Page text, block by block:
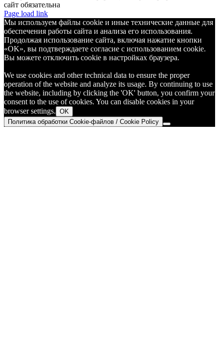
сайт обязательна
Telegram
Page load link
Мы используем файлы cookie и иные технические данные для
обеспечения работы сайта и анализа его использования.
Продолжая использование сайта, включая нажатие кнопки
«OK», вы подтверждаете согласие с использованием cookie.
Вы можете отключить cookie в настройках браузера.
We use cookies and other technical data to ensure the proper
operation of the website and analyze its usage. By continuing to use
the website, including by clicking the 'OK' button, you confirm your
consent to the use of cookies. You can disable cookies in your
browser settings. OK
Политика обработки Cookie-файлов / Cookie Policy